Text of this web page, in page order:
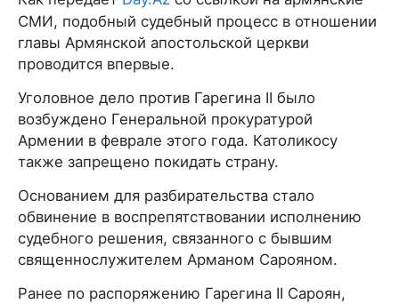
СМИ, подобный судебный процесс в отношении
главы Армянской апостольской церкви
проводится впервые.
Уголовное дело против Гарегина II было
возбуждено Генеральной прокуратурой
Армении в феврале этого года. Католикосу
также запрещено покидать страну.
Основанием для разбирательства стало
обвинение в воспрепятствовании исполнению
судебного решения, связанного с бывшим
священнослужителем Арманом Сарояном.
Ранее по распоряжению Гарегина II Сароян,